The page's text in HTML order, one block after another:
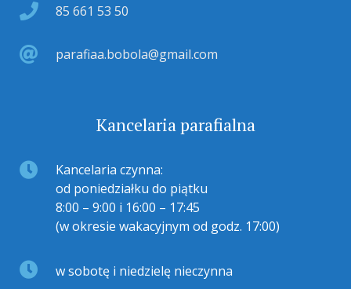
85 661 53 50
parafiaa.bobola@gmail.com
Kancelaria parafialna
Kancelaria czynna:
od poniedziałku do piątku
8:00 – 9:00 i 16:00 – 17:45
(w okresie wakacyjnym od godz. 17:00)
w sobotę i niedzielę nieczynna